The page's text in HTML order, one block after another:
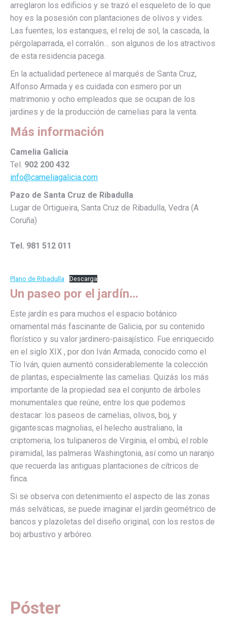
arreglaron los edificios y se trazó el esqueleto de lo que
hoy es la posesión con plantaciones de olivos y vides.
Las fuentes, los estanques, el reloj de sol, la cascada, la
pérgolaparrada, el corralón… son algunos de los atractivos
de esta residencia pacega.
En la actualidad pertenece al marqués de Santa Cruz,
Alfonso Armada y es cuidada con esmero por un
matrimonio y ocho empleados que se ocupan de los
jardines y de la producción de camelias para la venta.
Más información
Camelia Galicia
Tel. 902 200 432
info@cameliagalicia.com
Pazo de Santa Cruz de Ribadulla
Lugar de Ortigueira, Santa Cruz de Ribadulla, Vedra (A
Coruña)
Tel. 981 512 011
Plano de Ribadulla Descarga
Un paseo por el jardín…
Este jardín es para muchos el espacio botánico
ornamental más fascinante de Galicia, por su contenido
florístico y su valor jardinero-paisajístico. Fue enriquecido
en el siglo XIX , por don Iván Armada, conocido como el
Tío Iván, quien aumentó considerablemente la colección
de plantas, especialmente las camelias. Quizás los más
importante de la propiedad sea el conjunto de árboles
monumentales que reúne, entre los que podemos
destacar: los paseos de camelias, olivos, boj, y
gigantescas magnolias, el helecho australiano, la
criptomeria, los tulipaneros de Virginia, el ombú, el roble
piramidal, las palmeras Washingtonia, así como un naranjo
que recuerda las antiguas plantaciones de cítricos de
finca.
Si se observa con detenimiento el aspecto de las zonas
más selváticas, se puede imaginar el jardín geométrico de
bancos y plazoletas del diseño original, con los restos de
boj arbustivo y arbóreo.
Póster